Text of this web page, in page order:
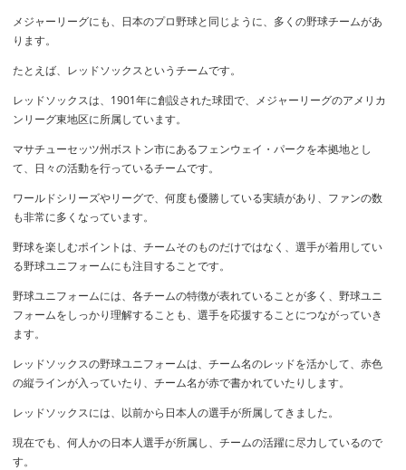
メジャーリーグにも、日本のプロ野球と同じように、多くの野球チームがあ
ります。
たとえば、レッドソックスというチームです。
レッドソックスは、1901年に創設された球団で、メジャーリーグのアメリカ
ンリーグ東地区に所属しています。
マサチューセッツ州ボストン市にあるフェンウェイ・パークを本拠地とし
て、日々の活動を行っているチームです。
ワールドシリーズやリーグで、何度も優勝している実績があり、ファンの数
も非常に多くなっています。
野球を楽しむポイントは、チームそのものだけではなく、選手が着用してい
る野球ユニフォームにも注目することです。
野球ユニフォームには、各チームの特徴が表れていることが多く、野球ユニ
フォームをしっかり理解することも、選手を応援することにつながっていき
ます。
レッドソックスの野球ユニフォームは、チーム名のレッドを活かして、赤色
の縦ラインが入っていたり、チーム名が赤で書かれていたりします。
レッドソックスには、以前から日本人の選手が所属してきました。
現在でも、何人かの日本人選手が所属し、チームの活躍に尽力しているので
す。